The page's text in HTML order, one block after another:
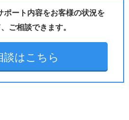
ポート内容をお客様の状況を
ご相談できます。
談はこちら